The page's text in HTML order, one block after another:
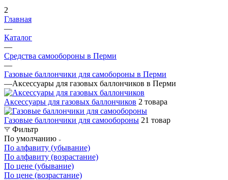
2
Главная
—
Каталог
—
Средства самообороны в Перми
—
Газовые баллончики для самобороны в Перми
—Аксессуары для газовых баллончиков в Перми
Аксессуары для газовых баллончиков 2 товара
Газовые баллончики для самообороны 21 товар
Фильтр
По умолчанию
По алфавиту (убывание)
По алфавиту (возрастание)
По цене (убывание)
По цене (возрастание)